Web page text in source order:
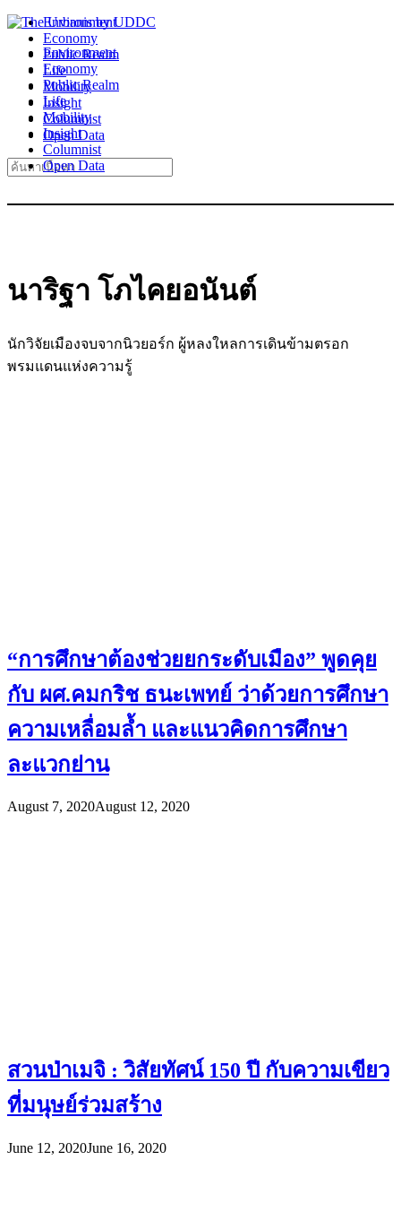
Skip
contentEnvironment
Economy
Public Realm
Life
Mobility
Insight
Columnist
Open Data
Environment
Economy
Public Realm
Life
Mobility
Insight
Columnist
Open Data
Search
for:
นาริฐา โภไคยอนันต์
นักวิจัยเมืองจบจากนิวยอร์ก ผู้หลงใหลการเดินข้ามตรอก
พรมแดนแห่งความรู้
“การศึกษาต้องช่วยยกระดับเมือง” พูดคุย
กับ ผศ.คมกริช ธนะเพทย์ ว่าด้วยการศึกษา
ความเหลื่อมล้ำ และแนวคิดการศึกษา
ละแวกย่าน
August 7, 2020August 12, 2020
สวนป่าเมจิ : วิสัยทัศน์ 150 ปี กับความเขียว
ที่มนุษย์ร่วมสร้าง
June 12, 2020June 16, 2020